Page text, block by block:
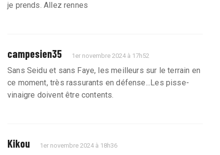
je prends. Allez rennes
campesien35 1er novembre 2024 à 17h52
Sans Seidu et sans Faye, les meilleurs sur le terrain en
ce moment, très rassurants en défense...Les pisse-
vinaigre doivent être contents.
Kikou 1er novembre 2024 à 18h36